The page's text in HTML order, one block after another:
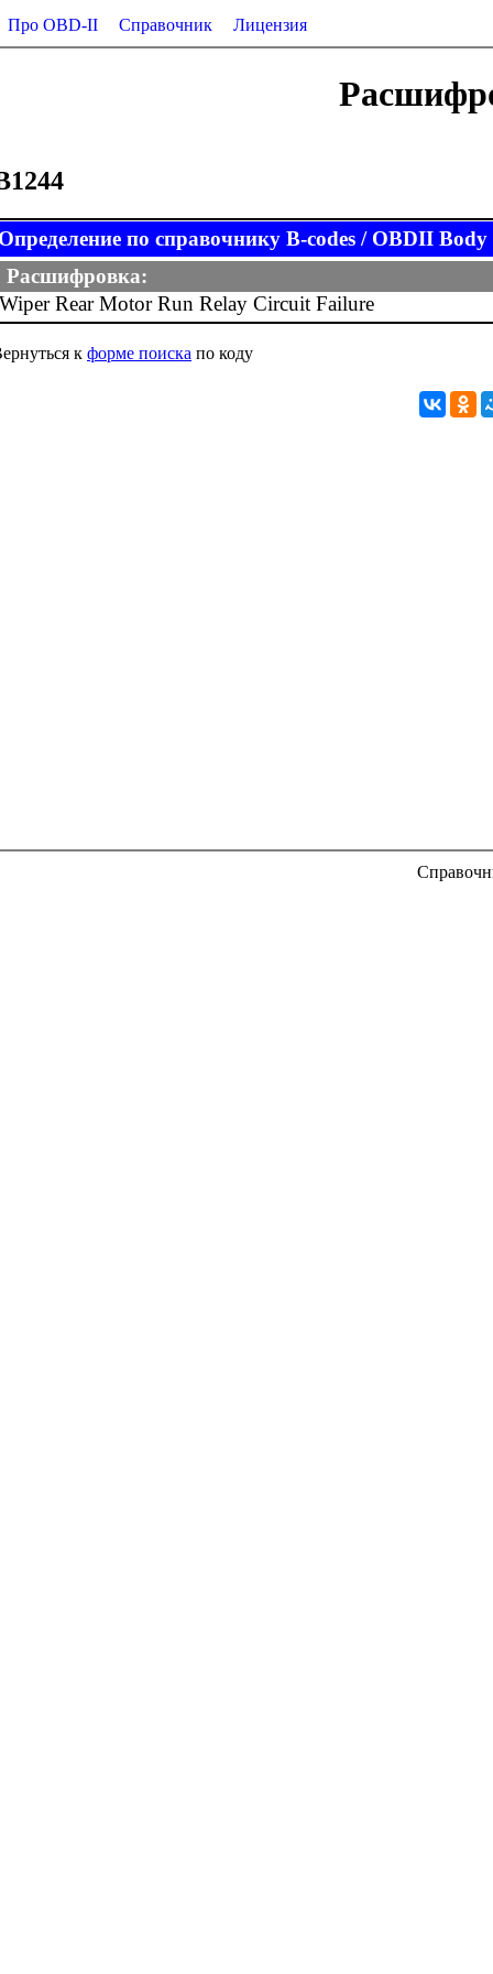
Про OBD-II Справочник Лицензия
по справочнику B-codes / OBDII Body
Расшифровка:
Wiper Rear Motor Run Relay Circuit Failure
к форме поиска по коду